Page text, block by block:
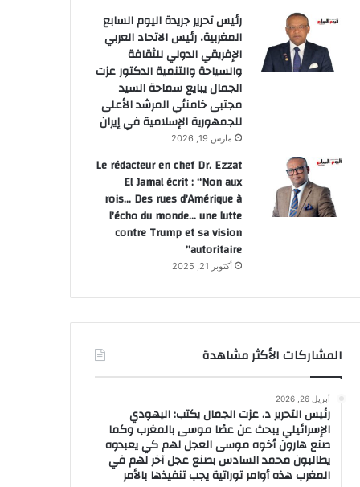
رئيس تحرير جريدة اليوم السابع
المغربية، رئيس الاتحاد العربي
الإفريقي الدولي للثقافة
والسياحة والتنمية الدكتور عزت
الجمال يبايع سماحة السيد
مجتبى خامنئي المرشد الأعلى
للجمهورية الإسلامية في إيران
مارس 19, 2026
Le rédacteur en chef Dr. Ezzat
El Jamal écrit : “Non aux
rois… Des rues d’Amérique à
l’écho du monde… une lutte
contre Trump et sa vision
autoritaire”
أكتوبر 21, 2025
المشاركات الأكثر مشاهدة
أبريل 26, 2026
رئيس التحرير د. عزت الجمال يكتب: اليهودي
الإسرائيلي يبحث عن عصًا موسى بالمغرب وكما
صنع هارون أخوه موسى العجل لهم كي يعبدوه
يطالبون محمد السادس بصنع عجل آخر لهم في
المغرب هذه أوامر توراتية يجب تنفيذها بالأمر